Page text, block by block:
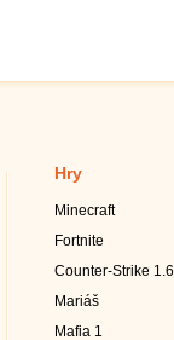
Hry
Minecraft
Fortnite
Counter-Strike 1.6
Mariáš
Mafia 1